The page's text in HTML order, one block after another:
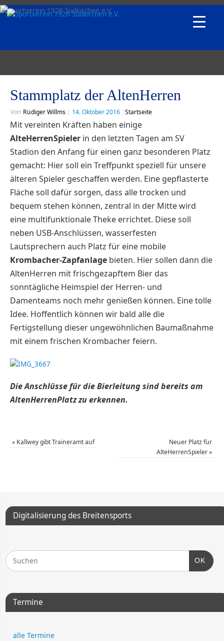
Stammplatz der AltenHerren
Von Rüdiger Willms | 14. Oktober 2016 |Startseite
Mit vereinten Kräften haben einige
AlteHerrenSpieler in den letzten Tagen am SV
Stadion den Anfang für einen ganz besonderen Platz
gemacht: Hier soll ein Treffpunkt speziell für unsere
älteren Spieler geschaffen werden. Eine gepflasterte
Fläche soll dafür sorgen, dass alle trocken und
bequem stehen können, zentral in der Mitte wird
eine multifunktionale Theke errichtet. Diese soll
neben USB-Anschlüssen, wasserfesten
Lautsprechern auch Platz für eine mobile
Krombacher-Zapfanlage bieten. Hier sollen dann die
AltenHerren mit frischgezapftem Bier das
sonntägliche Heimspiel der Herren- und
Damenteams noch mehr genießen können. Eine tolle
Idee. Hoffentlich können wir bald alle die
Fertigstellung dieser ungewöhnlichen Baumaßnahme
mit einem frischen Krombacher feiern.
Die Anschlüsse für die Bierleitung sind bereits am
AltenHerrenPlatz zu erkennen.
« Kallwey gibt Traineramt auf
Neuer Platz für
AlteHerrenSpieler»
Digitalisierung des Breitensports
OK
Termine
alle Termine